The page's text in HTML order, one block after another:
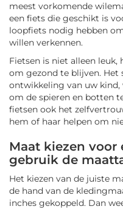
meest vorkomende
een fiets die geschikt is
loopfiets nodig hebben
willen verkennen.
Fietsen is niet alleen
om gezond te blijven. Het
ontwikkeling van uw
om de spieren en botten
fietsen ook het
hem of haar helpen om
Maat kiezen voor
gebruik de
Het kiezen van de juiste
de hand van de
inches gekoppeld. Dan